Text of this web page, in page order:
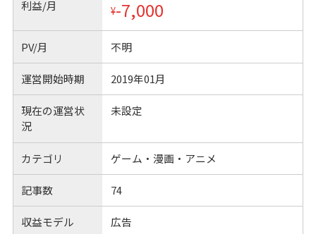
利益/月 ¥-7,000
PV/月 不明
運営開始時期 2019年01月
現在の運営状
況
未設定
カテゴリ ゲーム・漫画・アニメ
記事数 74
収益モデル 広告